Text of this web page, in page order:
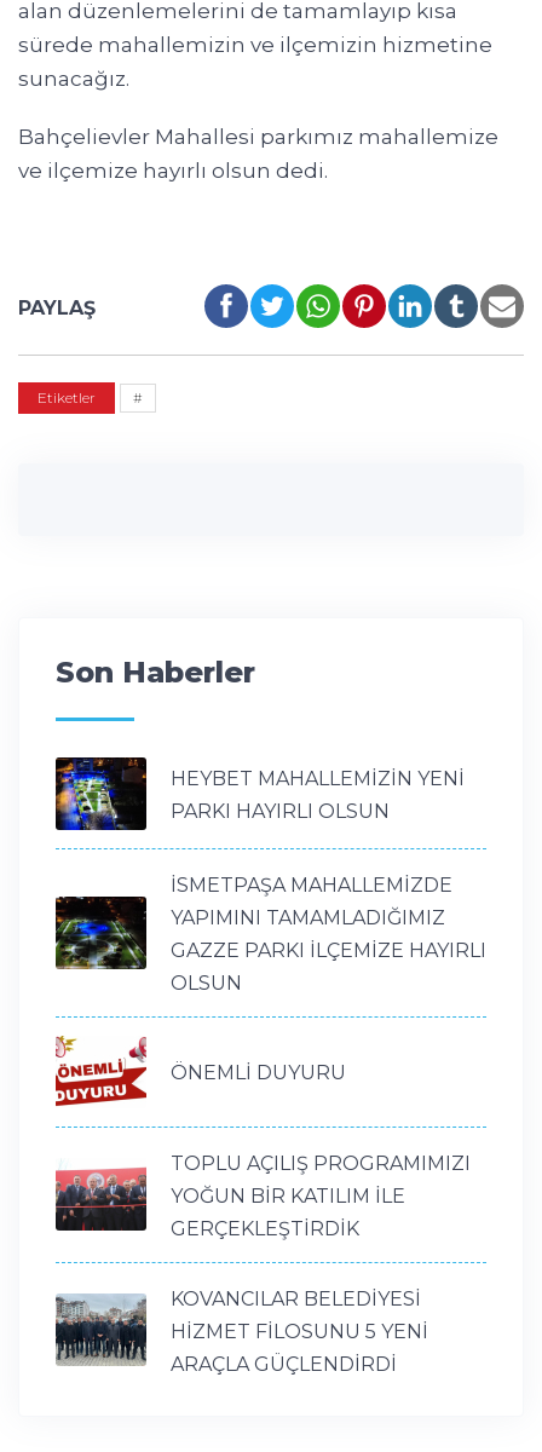
alan düzenlemelerini de tamamlayıp kısa
sürede mahallemizin ve ilçemizin hizmetine
sunacağız.
Bahçelievler Mahallesi parkımız mahallemize
ve ilçemize hayırlı olsun dedi.
PAYLAŞ
Etiketler #
Son Haberler
HEYBET MAHALLEMİZİN YENİ
PARKI HAYIRLI OLSUN
İSMETPAŞA MAHALLEMİZDE
YAPIMINI TAMAMLADIĞIMIZ
GAZZE PARKI İLÇEMİZE HAYIRLI
OLSUN
ÖNEMLİ DUYURU
TOPLU AÇILIŞ PROGRAMIMIZI
YOĞUN BİR KATILIM İLE
GERÇEKLEŞTİRDİK
KOVANCILAR BELEDİYESİ
HİZMET FİLOSUNU 5 YENİ
ARAÇLA GÜÇLENDİRDİ